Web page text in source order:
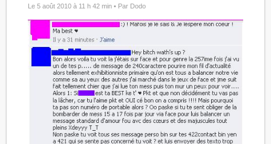
Le 5 août 2010 à 11 h 42 min • Par Dodo